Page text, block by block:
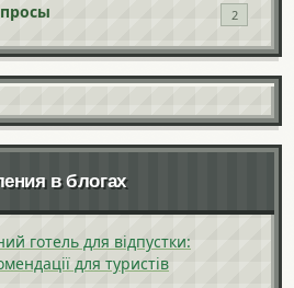
2
в блогах
готель для відпустки:
для туристів